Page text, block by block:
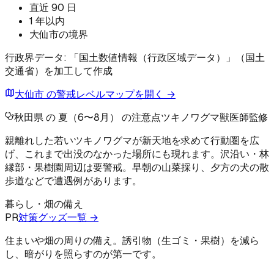
直近 90 日
1 年以内
大仙市の境界
行政界データ: 「国土数値情報（行政区域データ）」（国土
交通省）を加工して作成
大仙市 の警戒レベルマップを開く →
秋田県 の 夏（6〜8月） の注意点ツキノワグマ獣医師監修
親離れした若いツキノワグマが新天地を求めて行動圏を広
げ、これまで出没のなかった場所にも現れます。沢沿い・林
縁部・果樹園周辺は要警戒。早朝の山菜採り、夕方の犬の散
歩道などで遭遇例があります。
暮らし・畑の備え
PR対策グッズ一覧 →
住まいや畑の周りの備え。誘引物（生ゴミ・果樹）を減ら
し、暗がりを照らすのが第一です。